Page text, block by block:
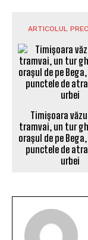
ARTICOLUL
Timișoara
tramvai, un tur
orașul de pe
punctele de
urbei